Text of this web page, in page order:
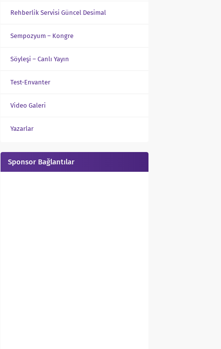
Rehberlik Servisi Güncel Desimal
Sempozyum – Kongre
Söyleşi – Canlı Yayın
Test-Envanter
Video Galeri
Yazarlar
Sponsor Bağlantılar